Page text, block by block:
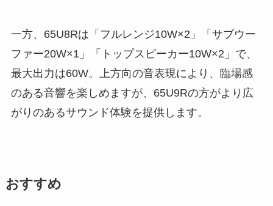
一方、65U8Rは「フルレンジ10W×2」「サブウー
ファー20W×1」「トップスピーカー10W×2」で、
最大出力は60W。上方向の音表現により、臨場感
のある音響を楽しめますが、65U9Rの方がより広
がりのあるサウンド体験を提供します。
おすすめ